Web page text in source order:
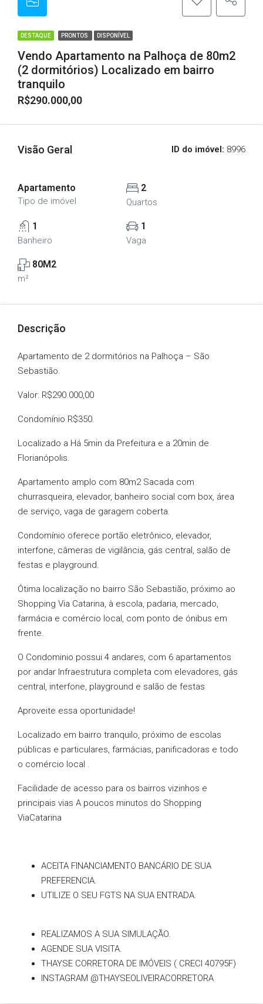
DESTAQUE PRONTOS DISPONÍVEL
Vendo Apartamento na Palhoça de 80m2
(2 dormitórios) Localizado em bairro
tranquilo
R$290.000,00
Visão Geral ID do imóvel: 8996
Apartamento
Tipo de imóvel
2
Quartos
1
Banheiro
1
Vaga
80M2
m²
Descrição
Apartamento de 2 dormitórios na Palhoça – São
Sebastião.
Valor: R$290.000,00
Condomínio R$350.
Localizado a Há 5min da Prefeitura e a 20min de
Florianópolis.
Apartamento amplo com 80m2 Sacada com
churrasqueira, elevador, banheiro social com box, área
de serviço, vaga de garagem coberta.
Condomínio oferece portão eletrônico, elevador,
interfone, câmeras de vigilância, gás central, salão de
festas e playground.
Ótima localização no bairro São Sebastião, próximo ao
Shopping Via Catarina, à escola, padaria, mercado,
farmácia e comércio local, com ponto de ónibus em
frente.
O Condominio possui 4 andares, com 6 apartamentos
por andar Infraestrutura completa com elevadores, gás
central, interfone, playground e salão de festas
Aproveite essa oportunidade!
Localizado em bairro tranquilo, próximo de escolas
públicas e particulares, farmácias, panificadoras e todo
o comércio local .
Facilidade de acesso para os bairros vizinhos e
principais vias A poucos minutos do Shopping
ViaCatarina
ACEITA FINANCIAMENTO BANCÁRIO DE SUA
PREFERENCIA.
UTILIZE O SEU FGTS NA SUA ENTRADA.
REALIZAMOS A SUA SIMULAÇÃO.
AGENDE SUA VISITA.
THAYSE CORRETORA DE IMÓVEIS ( CRECI 40795F)
INSTAGRAM @THAYSEOLIVEIRACORRETORA